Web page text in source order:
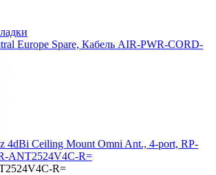
Europe Spare, Кабель AIR-PWR-CORD-
4dBi Ceiling Mount Omni Ant., 4-port, RP-
ANT2524V4C-R=
R=